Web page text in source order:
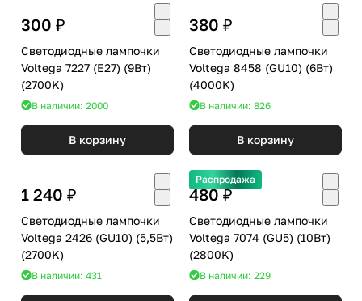
300 ₽
Светодиодные лампочки
Voltega 7227 (E27) (9Вт)
(2700K)
В наличии: 2000
В корзину
380 ₽
Светодиодные лампочки
Voltega 8458 (GU10) (6Вт)
(4000K)
В наличии: 826
В корзину
1 240 ₽
Светодиодные лампочки
Voltega 2426 (GU10) (5,5Вт)
(2700K)
В наличии: 431
Распродажа
480 ₽
Светодиодные лампочки
Voltega 7074 (GU5) (10Вт)
(2800K)
В наличии: 229